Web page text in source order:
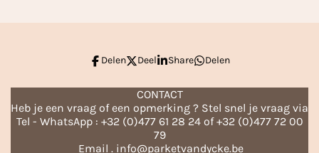
Delen Deel Share Delen
CONTACT
Heb je een vraag of een opmerking ? Stel snel je vraag via
Tel - WhatsApp : +32 (0)477 61 28 24 of +32 (0)477 72 00
79
Email . info@parketvandycke.be